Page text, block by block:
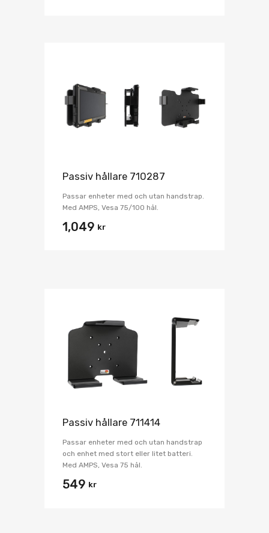
Passiv hållare 710287
Passar enheter med och utan handstrap.
Med AMPS, Vesa 75/100 hål.
1,049 kr
Passiv hållare 711414
Passar enheter med och utan handstrap
och enhet med stort eller litet batteri.
Med AMPS, Vesa 75 hål.
549 kr